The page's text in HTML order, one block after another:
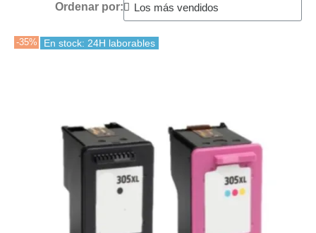
Ordenar por:
-35% En stock: 24H laborables